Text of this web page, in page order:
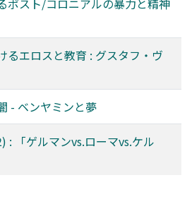
ポスト/コロニアルの暴力と精神
るエロスと教育 : グスタフ・ヴ
- ベンヤミンと夢
: 「ゲルマンvs.ローマvs.ケル